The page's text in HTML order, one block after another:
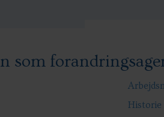
som
Historie